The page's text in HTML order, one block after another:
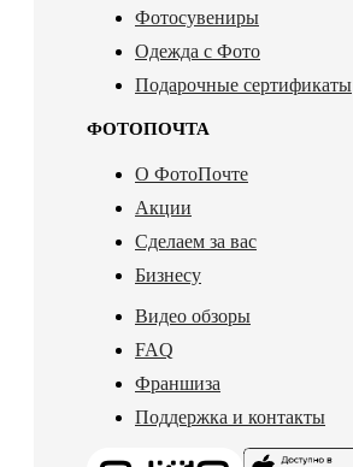
Фотосувениры
Одежда с Фото
Подарочные сертификаты
ФОТОПОЧТА
О ФотоПочте
Акции
Сделаем за вас
Бизнесу
Видео обзоры
FAQ
Франшиза
Поддержка и контакты